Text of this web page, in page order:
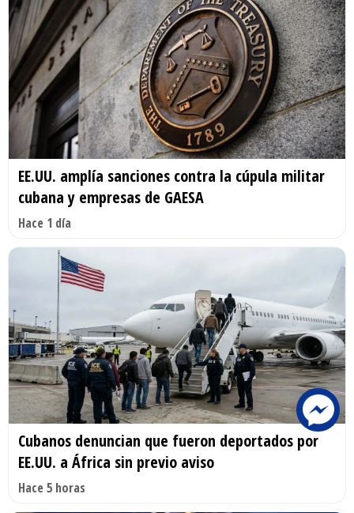
EE.UU. amplía sanciones contra la cúpula militar
cubana y empresas de GAESA
Hace 1 día
Cubanos denuncian que fueron deportados por
EE.UU. a África sin previo aviso
Hace 5 horas